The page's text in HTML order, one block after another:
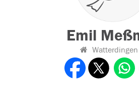
Emil
Watterdingen